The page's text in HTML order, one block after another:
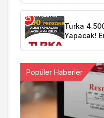
25
Turka
Yapacak!
Popüler Haberler